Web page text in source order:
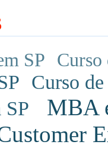
SP Curso
Curso
SP
MBA